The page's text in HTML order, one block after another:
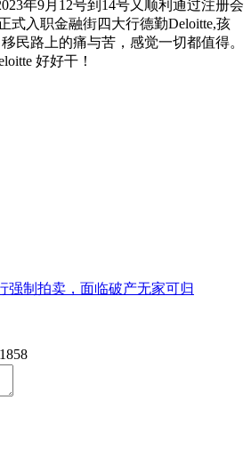
年9月12号到14号又顺利通过注册会
式入职金融街四大行德勤Deloitte,孩
民路上的痛与苦，感觉一切都值得。
好好干！
强制拍卖，面临破产无家可归